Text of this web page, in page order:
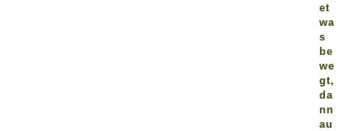
et
wa
s
be
we
gt,
da
nn
au